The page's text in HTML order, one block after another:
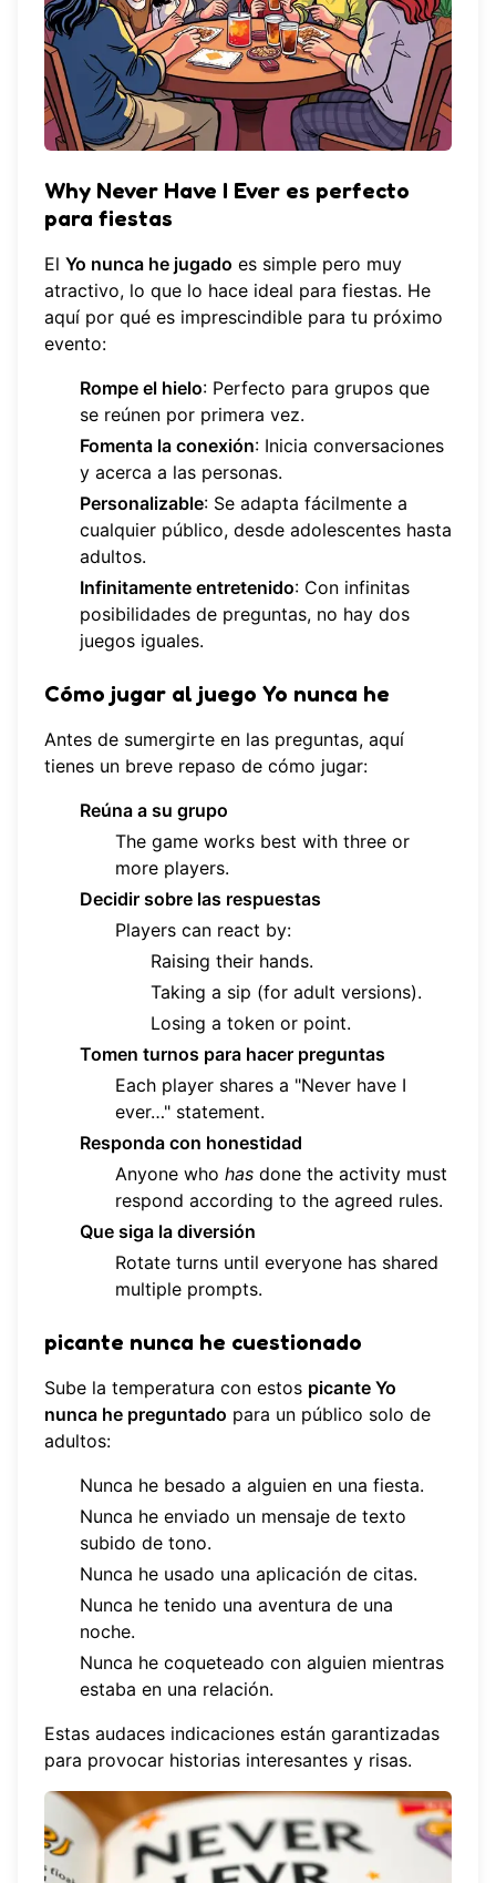
Why Never Have I Ever es perfecto
para fiestas
El Yo nunca he jugado es simple pero muy
atractivo, lo que lo hace ideal para fiestas. He
aquí por qué es imprescindible para tu próximo
evento:
Rompe el hielo: Perfecto para grupos que
se reúnen por primera vez.
Fomenta la conexión: Inicia conversaciones
y acerca a las personas.
Personalizable: Se adapta fácilmente a
cualquier público, desde adolescentes hasta
adultos.
Infinitamente entretenido: Con infinitas
posibilidades de preguntas, no hay dos
juegos iguales.
Cómo jugar al juego Yo nunca he
Antes de sumergirte en las preguntas, aquí
tienes un breve repaso de cómo jugar:
Reúna a su grupo
The game works best with three or
more players.
Decidir sobre las respuestas
Players can react by:
Raising their hands.
Taking a sip (for adult versions).
Losing a token or point.
Tomen turnos para hacer preguntas
Each player shares a "Never have I
ever…" statement.
Responda con honestidad
Anyone who has done the activity must
respond according to the agreed rules.
Que siga la diversión
Rotate turns until everyone has shared
multiple prompts.
picante nunca he cuestionado
Sube la temperatura con estos picante Yo
nunca he preguntado para un público solo de
adultos:
Nunca he besado a alguien en una fiesta.
Nunca he enviado un mensaje de texto
subido de tono.
Nunca he usado una aplicación de citas.
Nunca he tenido una aventura de una
noche.
Nunca he coqueteado con alguien mientras
estaba en una relación.
Estas audaces indicaciones están garantizadas
para provocar historias interesantes y risas.